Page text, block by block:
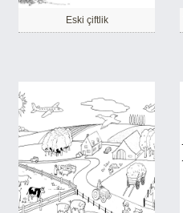
Eski çiftlik